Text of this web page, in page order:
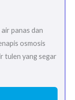
panas dan
osmosis
tulen yang segar